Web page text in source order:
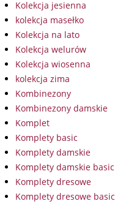
Kolekcja jesienna
kolekcja masełko
Kolekcja na lato
Kolekcja welurów
Kolekcja wiosenna
kolekcja zima
Kombinezony
Kombinezony damskie
Komplet
Komplety basic
Komplety damskie
Komplety damskie basic
Komplety dresowe
Komplety dresowe basic